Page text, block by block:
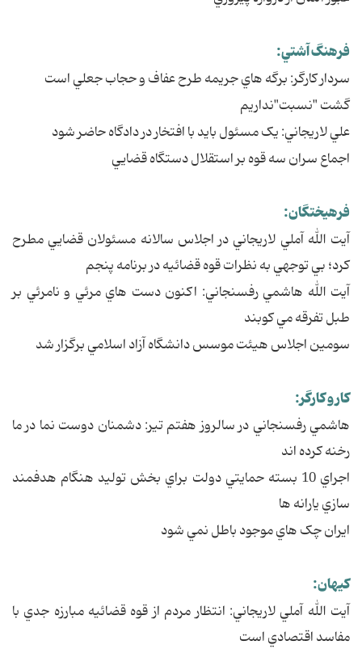
فرهنگ آشتي:
سردار کارگر: برگه هاي جريمه طرح عفاف و حجاب جعلي است
گشت "نسبت"نداريم
علي لاريجاني: يک مسئول بايد با افتخار در دادگاه حاضر شود
اجماع سران سه قوه بر استقلال دستگاه قضايي
فرهيختگان:
آيت الله آملي لاريجاني در اجلاس سالانه مسئولان قضايي مطرح
کرد؛ بي توجهي به نظرات قوه قضائيه در برنامه پنجم
آيت الله هاشمي رفسنجاني: اکنون دست هاي مرئي و نامرئي بر
طبل تفرقه مي کوبند
سومين اجلاس هيئت موسس دانشگاه آزاد اسلامي برگزار شد
کار و کارگر:
هاشمي رفسنجاني در سالروز هفتم تير: دشمنان دوست نما در ما
رخنه کرده اند
اجراي 10 بسته حمايتي دولت براي بخش توليد هنگام هدفمند
سازي يارانه ها
ايران چک هاي موجود باطل نمي شود
کيهان:
آيت الله آملي لاريجاني: انتظار مردم از قوه قضائيه مبارزه جدي با
مفاسد اقتصادي است